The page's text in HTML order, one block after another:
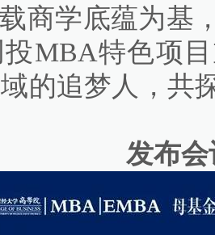
商学底蕴为基
MBA特色项
的追梦人，共
发布